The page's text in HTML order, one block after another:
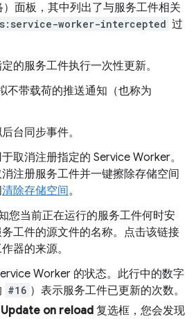
）面板，其中列出了与服务工件相关
worker-intercepted 过
的服务工件执行一次性更新。
不带载荷的推送通知（也称为
台同步事件。
取消注册指定的 Service Worker。
注册服务工件并一键擦除存储空间
清除存储空间。
您当前正在运行的服务工件何时安
工件的源文件的名称。点击该链接
器的来源。
Worker 的状态。此行中的数字
#16 ）表示服务工件已更新的次数。
Update on reload 复选框，您会发现